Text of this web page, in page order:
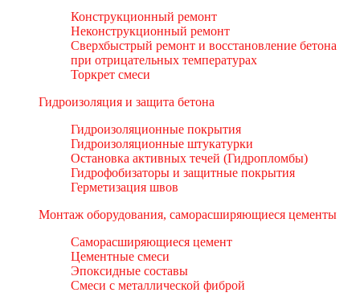
Конструкционный ремонт
Неконструкционный ремонт
Сверхбыстрый ремонт и восстановление бетона
при отрицательных температурах
Торкрет смеси
Гидроизоляция и защита бетона
Гидроизоляционные покрытия
Гидроизоляционные штукатурки
Остановка активных течей (Гидропломбы)
Гидрофобизаторы и защитные покрытия
Герметизация швов
Монтаж оборудования, саморасширяющиеся цементы
Саморасширяющиеся цемент
Цементные смеси
Эпоксидные составы
Смеси с металлической фиброй